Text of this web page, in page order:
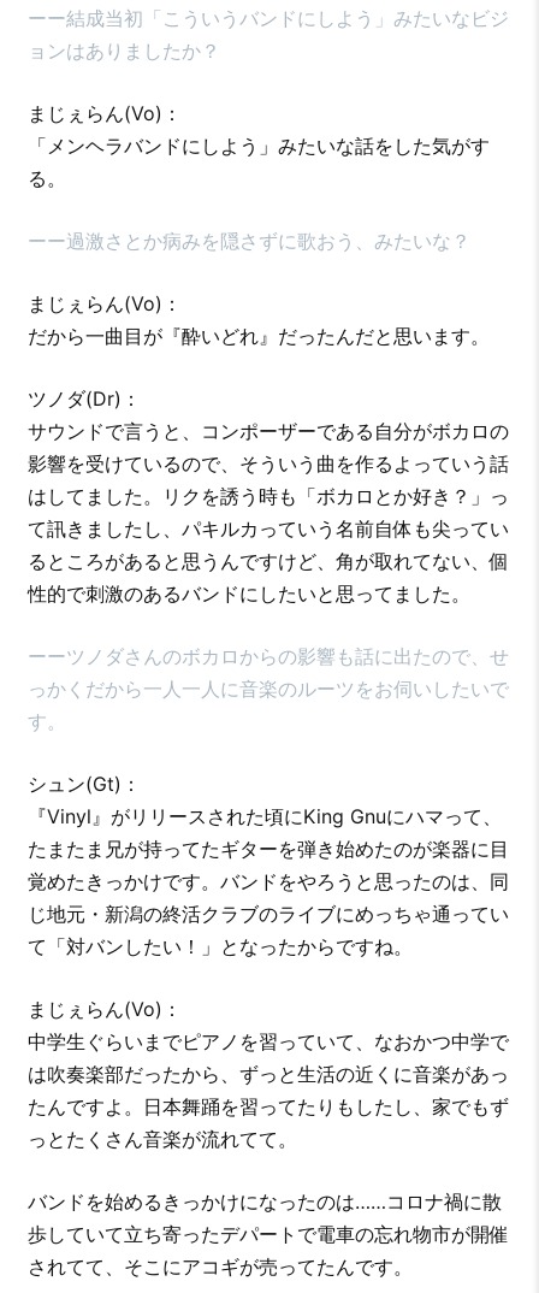
ーー結成当初「こういうバンドにしよう」みたいなビジ
ョンはありましたか？
まじぇらん(Vo)：
「メンヘラバンドにしよう」みたいな話をした気がす
る。
ーー過激さとか病みを隠さずに歌おう、みたいな？
まじぇらん(Vo)：
だから一曲目が『酔いどれ』だったんだと思います。
ツノダ(Dr)：
サウンドで言うと、コンポーザーである自分がボカロの
影響を受けているので、そういう曲を作るよっていう話
はしてました。リクを誘う時も「ボカロとか好き？」っ
て訊きましたし、パキルカっていう名前自体も尖ってい
るところがあると思うんですけど、角が取れてない、個
性的で刺激のあるバンドにしたいと思ってました。
ーーツノダさんのボカロからの影響も話に出たので、せ
っかくだから一人一人に音楽のルーツをお伺いしたいで
す。
シュン(Gt)：
『Vinyl』がリリースされた頃にKing Gnuにハマって、
たまたま兄が持ってたギターを弾き始めたのが楽器に目
覚めたきっかけです。バンドをやろうと思ったのは、同
じ地元・新潟の終活クラブのライブにめっちゃ通ってい
て「対バンしたい！」となったからですね。
まじぇらん(Vo)：
中学生ぐらいまでピアノを習っていて、なおかつ中学で
は吹奏楽部だったから、ずっと生活の近くに音楽があっ
たんですよ。日本舞踊を習ってたりもしたし、家でもず
っとたくさん音楽が流れてて。
バンドを始めるきっかけになったのは……コロナ禍に散
歩していて立ち寄ったデパートで電車の忘れ物市が開催
されてて、そこにアコギが売ってたんです。